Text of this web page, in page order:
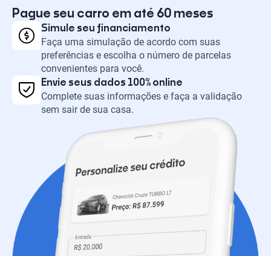
Pague seu carro em até 60 meses
Simule seu financiamento
Faça uma simulação de acordo com suas
preferências e escolha o número de parcelas
convenientes para você.
Envie seus dados 100% online
Complete suas informações e faça a validação
sem sair de sua casa.